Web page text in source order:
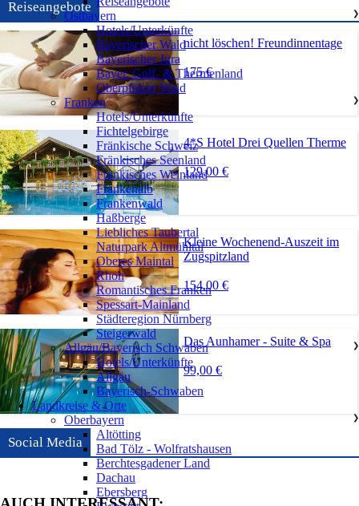
Reiseangebote
nicht löschen! Freundinnentage
175 €
4*S Hotel Drei Quellen Therme
129,00 €
Kleine Wochenend-Auszeit im
Zugspitzland
154.00 €
Das Aunhamer - Suite & Spa
99,00 €
Social Media
Ostbayern
❯
Hotels/Unterkünfte
Bayerischer Wald
Bayerischer Jura
Bayer. Golf- & Thermenland
Oberpfälzer Wald
Franken
❯
Hotels/Unterkünfte
Fichtelgebirge
Fränkische Schweiz
Fränkisches Seenland
Fränkisches Weinland
Frankenalb
Frankenwald
Haßberge
Liebliches Taubertal
Naturpark Altmühltal
Oberes Maintal
Rhön
Romantisches Franken
Spessart-Mainland
Städteregion Nürnberg
Steigerwald
Allgäu/Bayerisch Schwaben
❯
Hotels/Unterkünfte
Allgäu
Bayerisch-Schwaben
Landkreise & Orte
Oberbayern
❯
Altötting
Bad Tölz - Wolfratshausen
Berchtesgadener Land
Dachau
Ebersberg